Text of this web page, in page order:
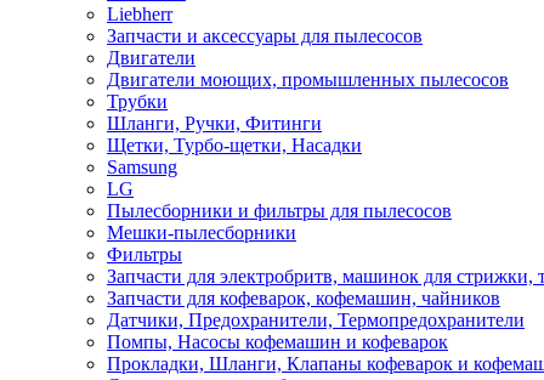
Liebherr
Запчасти и аксессуары для пылесосов
Двигатели
Двигатели моющих, промышленных пылесосов
Трубки
Шланги, Ручки, Фитинги
Щетки, Турбо-щетки, Насадки
Samsung
LG
Пылесборники и фильтры для пылесосов
Мешки-пылесборники
Фильтры
Запчасти для электробритв, машинок для стрижки,
Запчасти для кофеварок, кофемашин, чайников
Датчики, Предохранители, Термопредохранители
Помпы, Насосы кофемашин и кофеварок
Прокладки, Шланги, Клапаны кофеварок и